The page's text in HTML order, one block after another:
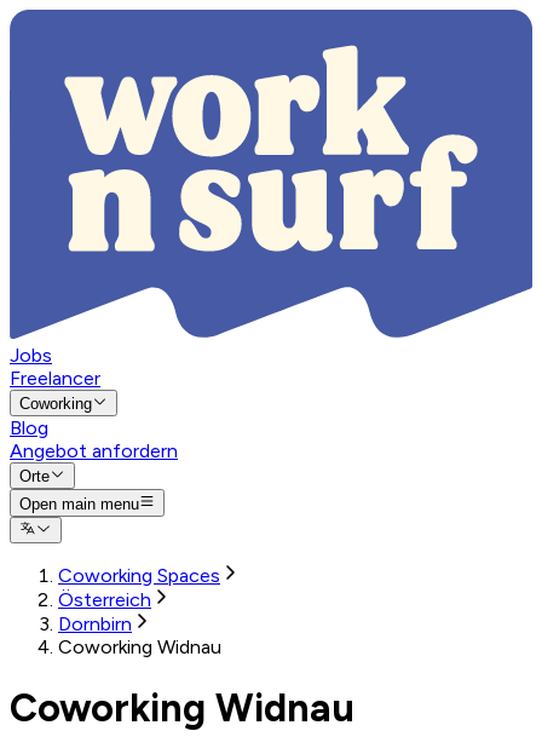
Jobs
Freelancer
Coworking
Blog
Angebot anfordern
Orte
Open main menu
Coworking Spaces
Österreich
Dornbirn
Coworking Widnau
Coworking Widnau